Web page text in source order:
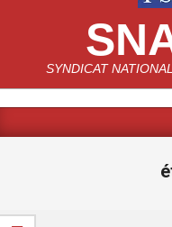
SYNDICAT
Navigation